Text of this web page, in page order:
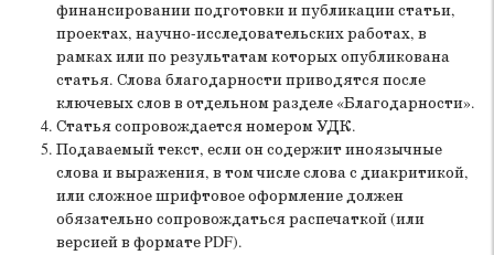
финансировании подготовки и публикации статьи,
проектах, научно-исследовательских работах, в
рамках или по результатам которых опубликована
статья. Слова благодарности приводятся после
ключевых слов в отдельном разделе «Благодарности».
Статья сопровождается номером УДК.
Подаваемый текст, если он содержит иноязычные
слова и выражения, в том числе слова с диакритикой,
или сложное шрифтовое оформление должен
обязательно сопровождаться распечаткой (или
версией в формате PDF).